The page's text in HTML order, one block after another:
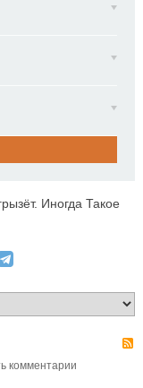
Иногда Такое
комментарии